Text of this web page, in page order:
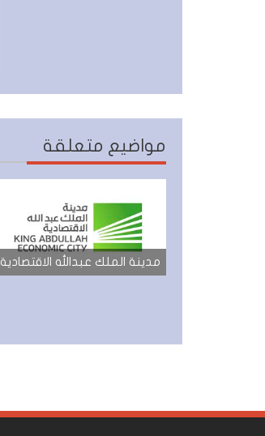
مواضيع متعلقة
مدينة الملك عبدالله الاقتصادية